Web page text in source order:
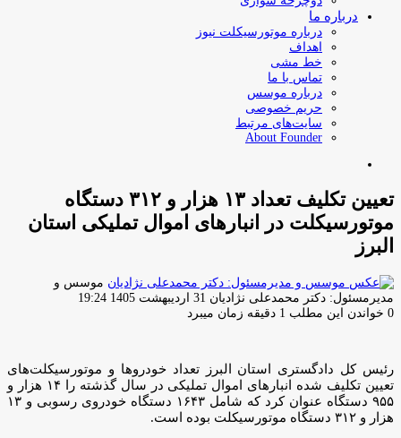
درباره ما
درباره موتورسیکلت نیوز
اهداف
خط مشی
تماس با ما
درباره موسس
حریم خصوصی
سایت‌های مرتبط
About Founder
تعیین تکلیف تعداد ۱۳ هزار و ۳۱۲ دستگاه
موتورسیکلت در انبارهای اموال تملیکی استان
البرز
موسس و
مدیرمسئول: دکتر محمدعلی نژادیان ارسال
ایمیل
31 اردیبهشت 1405 19:24
0 خواندن این مطلب 1 دقیقه زمان میبرد
رئیس کل دادگستری استان البرز تعداد خودروها و موتورسیکلت‌های
تعیین تکلیف شده انبارهای اموال تملیکی در سال گذشته را ۱۴ هزار و
۹۵۵ دستگاه عنوان کرد که شامل ۱۶۴۳ دستگاه خودروی رسوبی و ۱۳
هزار و ۳۱۲ دستگاه موتورسیکلت بوده است.